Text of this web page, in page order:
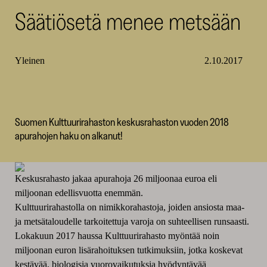
SKR
Säätiösetä menee metsään
Yleinen 2.10.2017
Suomen Kulttuurirahaston keskusrahaston vuoden 2018
apurahojen haku on alkanut!
Keskusrahasto jakaa apurahoja 26 miljoonaa euroa eli
miljoonan edellisvuotta enemmän.
Kulttuurirahastolla on nimikkorahastoja, joiden ansiosta maa-
ja metsätaloudelle tarkoitettuja varoja on suhteellisen runsaasti.
Lokakuun 2017 haussa Kulttuurirahasto myöntää noin
miljoonan euron lisärahoituksen tutkimuksiin, jotka koskevat
kestävää, biologisia vuorovaikutuksia hyödyntävää